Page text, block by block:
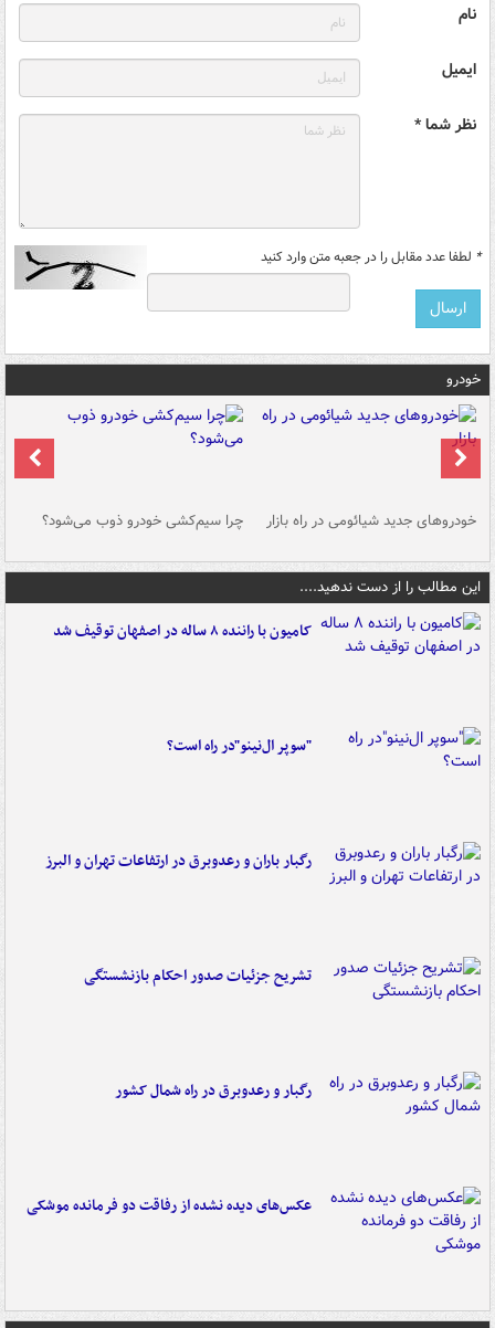
نام
ایمیل
نظر شما *
* لطفا عدد مقابل را در جعبه متن وارد کنید
خودرو
خودروهای جدید شیائومی در راه بازار چرا سیم‌کشی خودرو ذوب می‌شود؟
این مطالب را از دست ندهید....
کامیون با راننده ۸ ساله در اصفهان توقیف شد
"سوپر ال‌نینو"در راه است؟
رگبار باران و رعدوبرق در ارتفاعات تهران و البرز
تشریح جزئیات صدور احکام بازنشستگی
رگبار و رعدوبرق در راه شمال کشور
عکس‌های دیده نشده از رفاقت دو فرمانده‌ موشکی